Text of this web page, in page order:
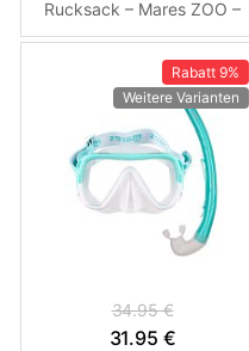
Rucksack – Mares ZOO –
Schnorchelset für Kinder
Modrá - Ryba
Rabatt 9%
Weitere Varianten
34.95 €
31.95 €